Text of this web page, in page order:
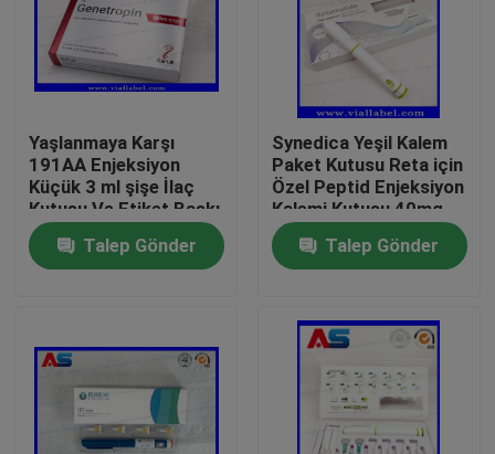
Hakkımızda
Yaşlanmaya Karşı
191AA Enjeksiyon
Küçük 3 ml şişe İlaç
Kutusu Ve Etiket Baskı
Genetropin
Talep Gönder
Synedica Yeşil Kalem
Paket Kutusu Reta için
Özel Peptid Enjeksiyon
Kalemi Kutusu 40mg
Peptid Enjeksiyon
Kalemi, Synedica
Enjeksiyon Kalemi
Talep Gönder